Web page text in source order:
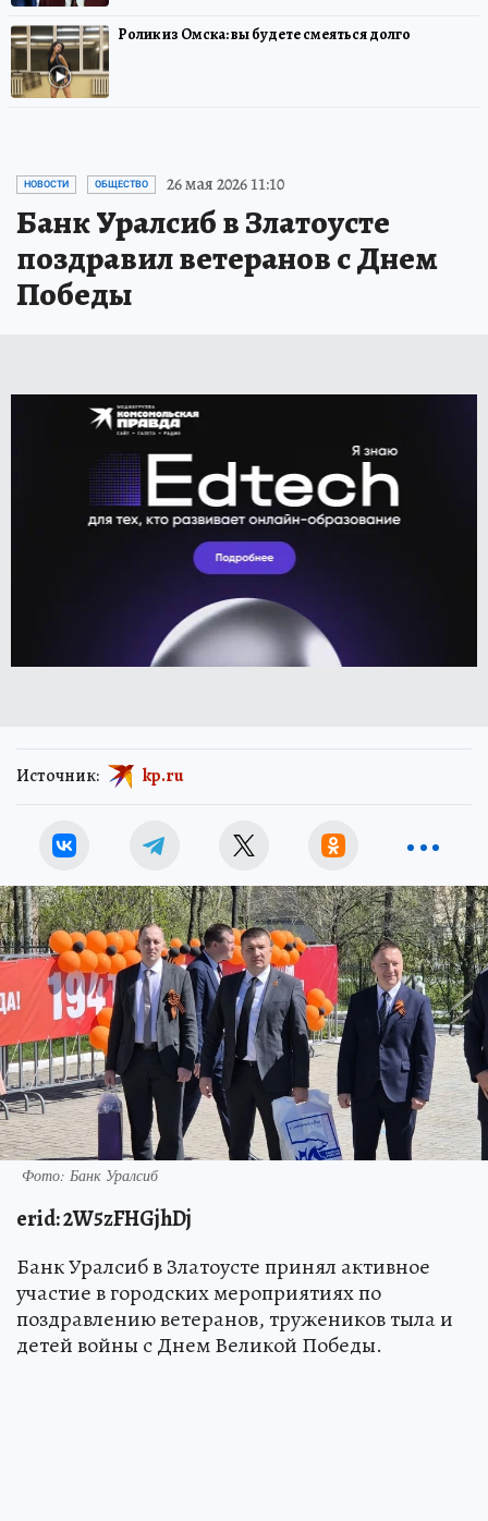
Ролик из Омска: вы будете смеяться долго
НОВОСТИ ОБЩЕСТВО 26 мая 2026 11:10
Банк Уралсиб в Златоусте
поздравил ветеранов с Днем
Победы
Источник: kp.ru
Фото: Банк Уралсиб
erid: 2W5zFHGjhDj
Банк Уралсиб в Златоусте принял активное
участие в городских мероприятиях по
поздравлению ветеранов, тружеников тыла и
детей войны с Днем Великой Победы.